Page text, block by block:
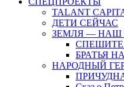
TALANT
ДЕТИ СЕЙЧАС
ЗЕМЛЯ —
СПЕШИТЕ
БРАТЬЯ
НАРОДНЫЙ